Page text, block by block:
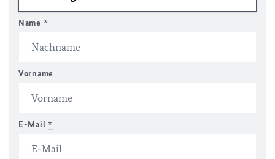
Name *
Vorname
E-Mail *